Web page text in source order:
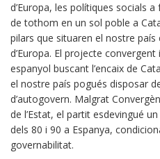
d’Europa, les polítiques socials
de tothom en un sol poble a
pilars que situaren el nostre
d’Europa. El projecte
espanyol buscant l’encaix de
el nostre país pogués disposar
d’autogovern. Malgrat
de l’Estat, el partit esdevingué
dels 80 i 90 a Espanya,
governabilitat.